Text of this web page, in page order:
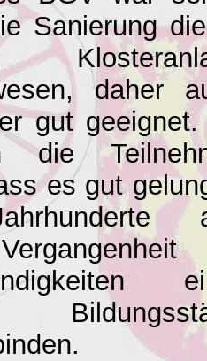
Sanierung
daher
gut
die
es gut